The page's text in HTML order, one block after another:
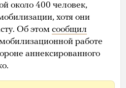
около 400 человек,
хотя они
Об этом сообщил
работе
аннексированного